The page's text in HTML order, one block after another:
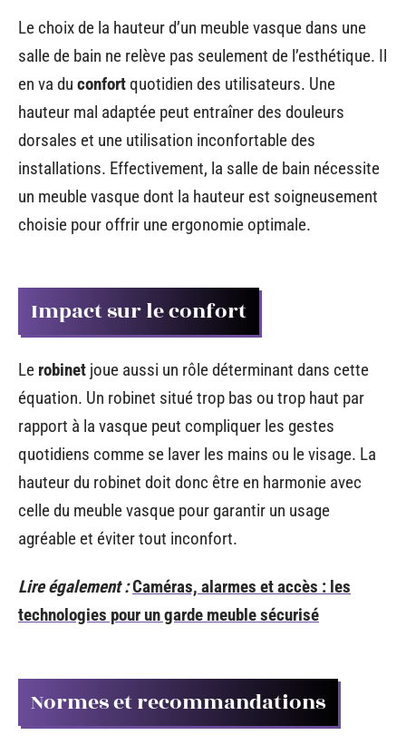
Le choix de la hauteur d’un meuble vasque dans une
salle de bain ne relève pas seulement de l’esthétique. Il
en va du confortquotidien des utilisateurs. Une
hauteur mal adaptée peut entraîner des douleurs
dorsales et une utilisation inconfortable des
installations. Effectivement, la salle de bain nécessite
un meuble vasque dont la hauteur est soigneusement
choisie pour offrir une ergonomie optimale.
Impact sur le confort
Le robinet joue aussi un rôle déterminant dans cette
équation. Un robinet situé trop bas ou trop haut par
rapport à la vasque peut compliquer les gestes
quotidiens comme se laver les mains ou le visage. La
hauteur du robinet doit donc être en harmonie avec
celle du meuble vasque pour garantir un usage
agréable et éviter tout inconfort.
Lire également :Caméras, alarmes et accès : les
technologies pour un garde meuble sécurisé
Normes et recommandations